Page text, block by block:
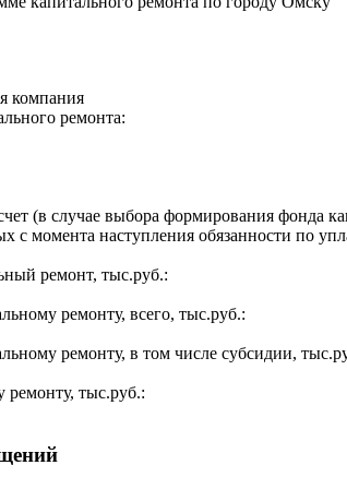
компания
ремонта:
(в случае выбора формирования фонда
момента наступления обязанности по
ремонт, тыс.руб.:
ремонту, всего, тыс.руб.:
ремонту, в том числе субсидии,
ремонту, тыс.руб.: